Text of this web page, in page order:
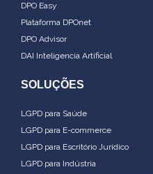
DPO Easy
Plataforma DPOnet
DPO Advisor
DAI Inteligencia Artificial
SOLUÇÕES
LGPD para Saúde
LGPD para E-commerce
LGPD para Escritório Jurídico
LGPD para Indústria